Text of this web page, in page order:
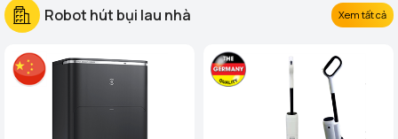
Robot hút bụi lau nhà Xem tất cả